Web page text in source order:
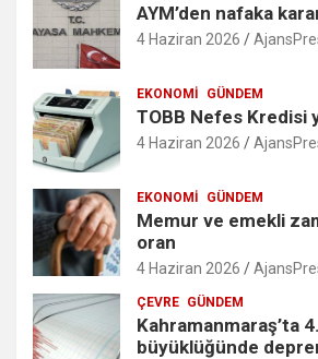
AYM’den nafaka
4 Haziran 2026
EKONOMI GÜNDEM
TOBB Nefes Kredisi
4 Haziran 2026
EKONOMI GÜNDEM
Memur ve emekli
oran
4 Haziran 2026
ÇEVRE GÜNDEM
Kahramanmaraş’ta
büyüklüğünde